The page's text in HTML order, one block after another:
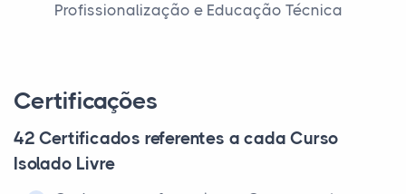
Profissionalização e Educação Técnica
Certificações
42 Certificados referentes a cada Curso
Isolado Livre